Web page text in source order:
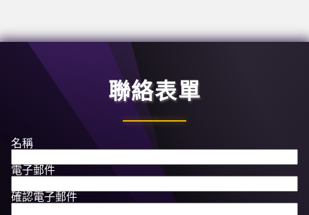
聯絡表單
名稱
電子郵件
確認電子郵件